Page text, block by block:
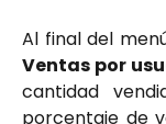
Al final del
Ventas por
cantidad
porcentaje de